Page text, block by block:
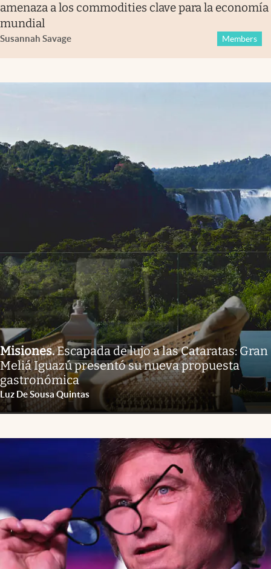
amenaza a los commodities clave para la economía
mundial
Susannah Savage Members
Misiones.Escapada de lujo a las Cataratas: Gran
Meliá Iguazú presentó su nueva propuesta
gastronómica
Luz De Sousa Quintas